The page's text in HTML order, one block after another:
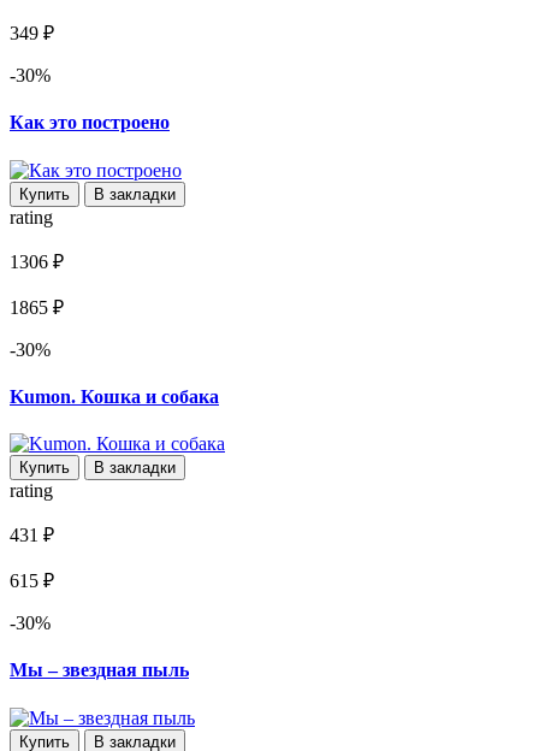
349 ₽
-30%
Как это построено
Купить В закладки
rating
1306 ₽
1865 ₽
-30%
Kumon. Кошка и собака
Купить В закладки
rating
431 ₽
615 ₽
-30%
Мы – звездная пыль
Купить В закладки